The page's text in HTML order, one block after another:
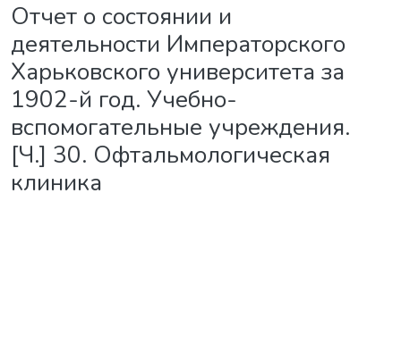
Отчет о состоянии и
деятельности Императорского
Харьковского университета за
1902-й год. Учебно-
вспомогательные учреждения.
[Ч.] 30. Офтальмологическая
клиника